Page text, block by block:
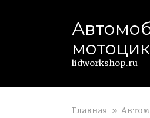
lidworkshop.ru
Главная »